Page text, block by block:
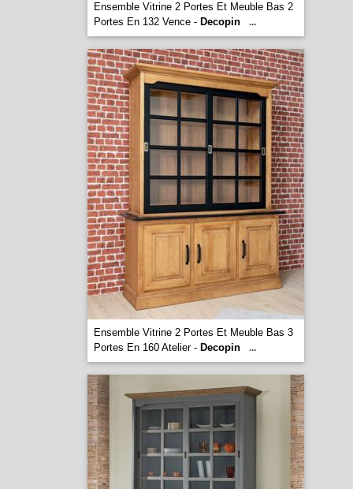
Ensemble Vitrine 2 Portes Et Meuble Bas 2
Portes En 132 Vence - Decopin ...
Ensemble Vitrine 2 Portes Et Meuble Bas 3
Portes En 160 Atelier - Decopin ...